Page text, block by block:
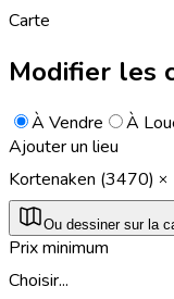
Carte
Modifier les
À Vendre
À
Ajouter un lieu
Kortenaken (3470)
Ou dessiner sur la
Prix minimum
Choisir...